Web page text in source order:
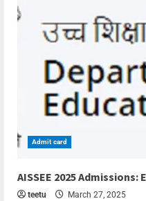
Admit card
AISSEE 2025
teetu March 27, 2025